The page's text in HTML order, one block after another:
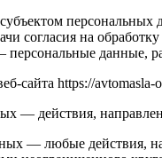
согласия на
данные,
сайта https://avtomasla-
— действия,
— любые действия,